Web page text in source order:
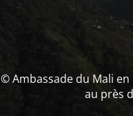
© Ambassade du Mali
au près